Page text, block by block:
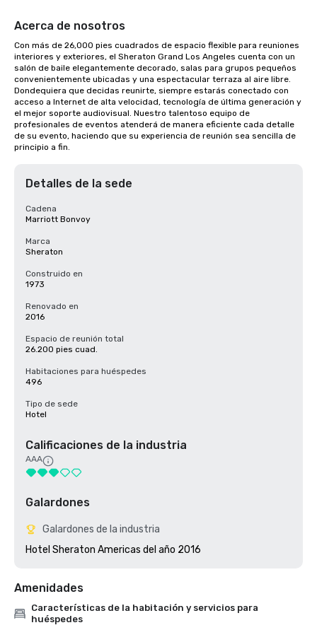
Acerca de nosotros
Con más de 26,000 pies cuadrados de espacio flexible para reuniones
interiores y exteriores, el Sheraton Grand Los Angeles cuenta con un
salón de baile elegantemente decorado, salas para grupos pequeños
convenientemente ubicadas y una espectacular terraza al aire libre.
Dondequiera que decidas reunirte, siempre estarás conectado con
acceso a Internet de alta velocidad, tecnología de última generación y
el mejor soporte audiovisual. Nuestro talentoso equipo de
profesionales de eventos atenderá de manera eficiente cada detalle
de su evento, haciendo que su experiencia de reunión sea sencilla de
principio a fin.
Detalles de la sede
Cadena
Marriott Bonvoy
Marca
Sheraton
Construido en
1973
Renovado en
2016
Espacio de reunión total
26.200 pies cuad.
Habitaciones para huéspedes
496
Tipo de sede
Hotel
Calificaciones de la industria
AAA
Galardones
Galardones de la industria
Hotel Sheraton Americas del año 2016
Amenidades
Características de la habitación y servicios para
huéspedes